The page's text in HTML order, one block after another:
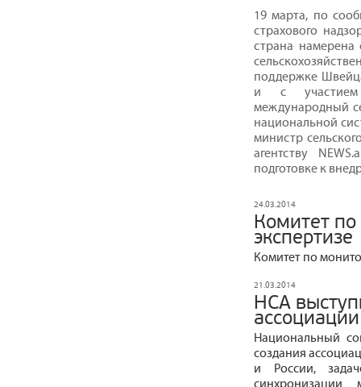
19 марта, по
страхового
страна намерена
поддержке
и с участием
международный
национальной
министр
агентству
подготовке к
24.03.2014
Комитет по
экспертизе
Комитет по
21.03.2014
НСА
Национальный
создания
и России,
синхронизации